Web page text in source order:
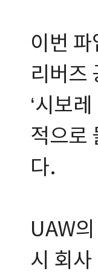
이번
리버즈
‘시보
적으로
다.
UAW
시 회